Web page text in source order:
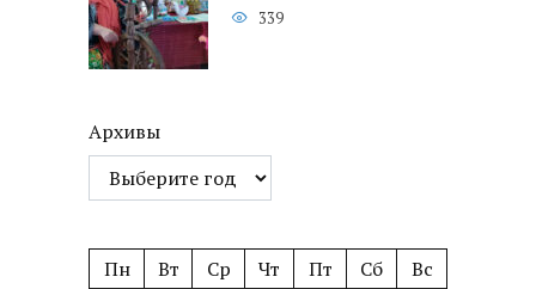
339
Архивы
Пн Вт Ср Чт Пт Сб
Вс